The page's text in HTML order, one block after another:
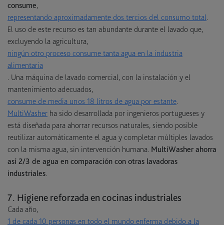
consume,
representando aproximadamente dos tercios del consumo total.
El uso de este recurso es tan abundante durante el lavado que,
excluyendo la agricultura,
ningún otro proceso consume tanta agua en la industria
alimentaria
. Una máquina de lavado comercial, con la instalación y el
mantenimiento adecuados,
consume de media unos 18 litros de agua por estante.
MultiWasher ha sido desarrollada por ingenieros portugueses y
está diseñada para ahorrar recursos naturales, siendo posible
reutilizar automáticamente el agua y completar múltiples lavados
con la misma agua, sin intervención humana. MultiWasher ahorra
así 2/3 de agua en comparación con otras lavadoras
industriales.
7. Higiene reforzada en cocinas industriales
Cada año,
1 de cada 10 personas en todo el mundo enferma debido a la